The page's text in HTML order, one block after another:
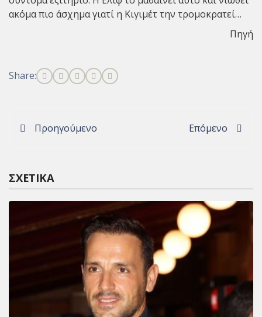
ακόμα πιο άσχημα γιατί η Κιγιμέτ την τρομοκρατεί…
Πηγή
Share:
Προηγούμενο Επόμενο
ΣΧΕΤΙΚΆ